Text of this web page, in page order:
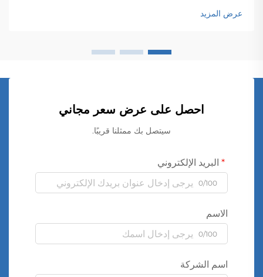
عرض المزيد
احصل على عرض سعر مجاني
سيتصل بك ممثلنا قريبًا.
البريد الإلكتروني
0/100
الاسم
0/100
اسم الشركة